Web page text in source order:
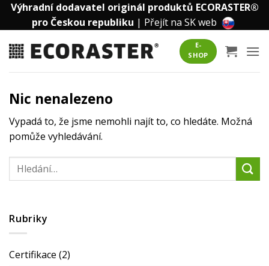
Přeskočit
Výhradní dodavatel originál produktů ECORASTER®
pro Českou republiku | Přejít na SK web
E-
SHOP
Nic nenalezeno
Vypadá to, že jsme nemohli najít to, co hledáte. Možná
pomůže vyhledávání.
Rubriky
Certifikace (2)